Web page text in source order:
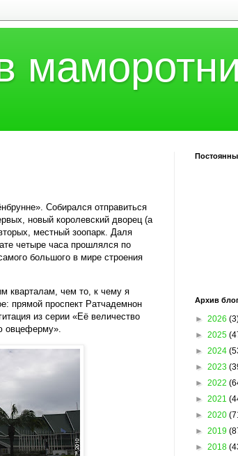
Собирался отправиться
новый королевский дворец (а
местный зоопарк. Даля
четыре часа прошлялся по
большого в мире строения
кварталам, чем то, к чему я
прямой проспект Ратчадемнон
из серии «Её величество
овцеферму».
Архив
► 2026
► 2025
► 2024
► 2023
► 2022
► 2021
► 2020
► 2019
► 2018